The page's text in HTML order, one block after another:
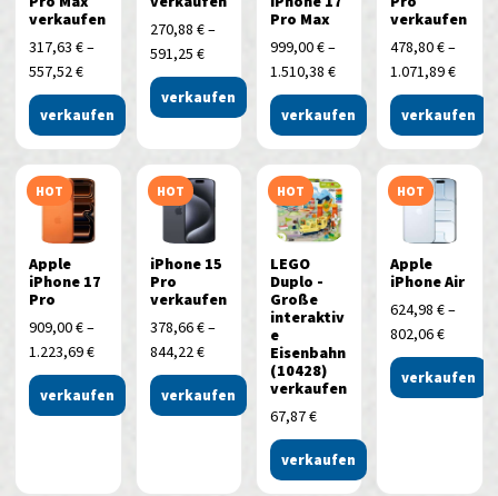
verkaufen
317,63€–
557,52€
verkaufen
270,88 €–
591,25 €
verkaufen
Pro Max
999,00€–
1.510,38 €
verkaufen
verkaufen
478,80€–
1.071,89€
verkaufen
HOT
Apple
iPhone 17
Pro
909,00€–
1.223,69€
verkaufen
HOT
iPhone 15
Pro
verkaufen
378,66€–
844,22€
verkaufen
HOT
LEGO
Duplo -
Große
interaktiv
e
Eisenbahn
(10428)
verkaufen
67,87€
verkaufen
HOT
Apple
iPhone Air
624,98€–
802,06€
verkaufen